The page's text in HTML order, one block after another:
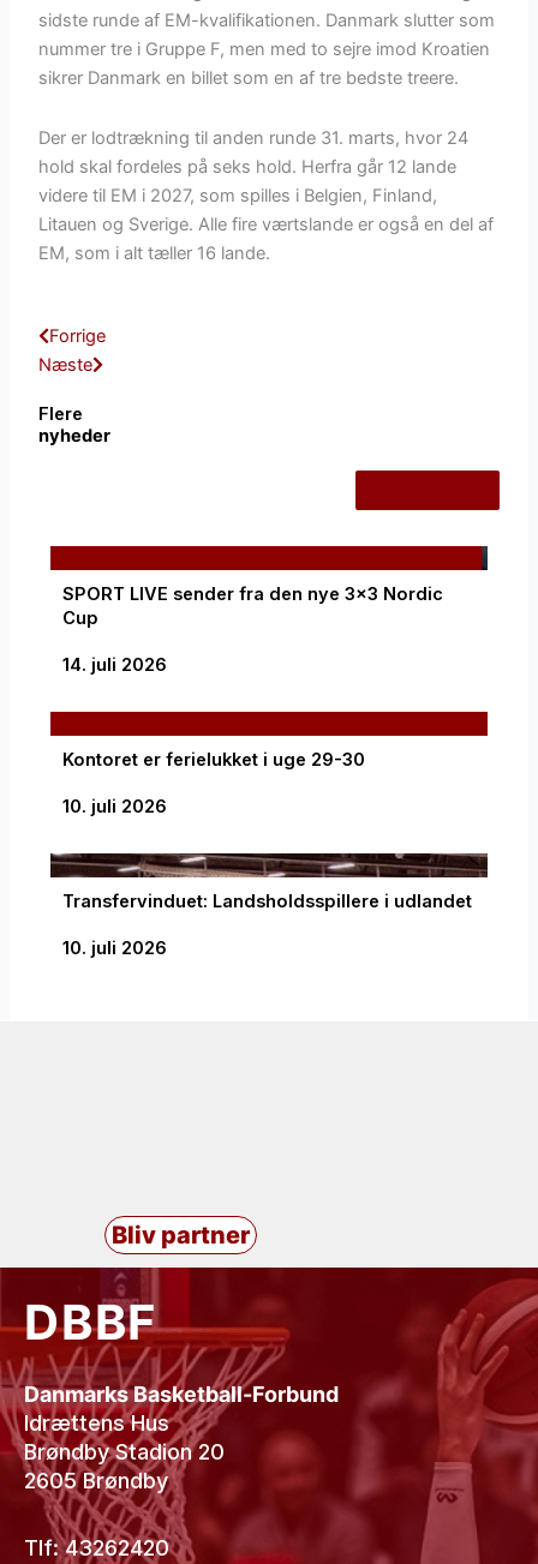
sidste runde af EM-kvalifikationen. Danmark slutter som
nummer tre i Gruppe F, men med to sejre imod Kroatien
sikrer Danmark en billet som en af tre bedste treere.
Der er lodtrækning til anden runde 31. marts, hvor 24
hold skal fordeles på seks hold. Herfra går 12 lande
videre til EM i 2027, som spilles i Belgien, Finland,
Litauen og Sverige. Alle fire værtslande er også en del af
EM, som i alt tæller 16 lande.
Tidligere
Forrige
Næste
Næste
Flere
nyheder
SPORT LIVE sender fra den nye 3×3 Nordic
Cup
14. juli 2026
Kontoret er ferielukket i uge 29-30
10. juli 2026
Transfervinduet: Landsholdsspillere i udlandet
10. juli 2026
Bliv partner
DBBF
Danmarks Basketball-Forbund
Idrættens Hus
Brøndby Stadion 20
2605 Brøndby
Tlf: 43262420